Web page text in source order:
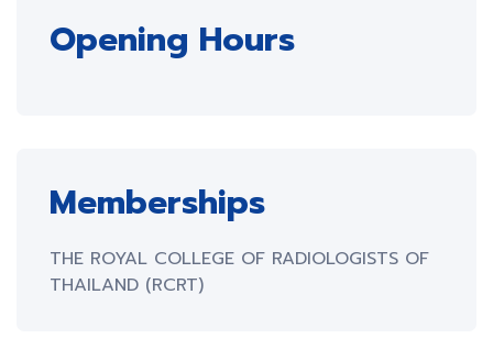
Opening Hours
Memberships
THE ROYAL COLLEGE OF RADIOLOGISTS OF
THAILAND (RCRT)